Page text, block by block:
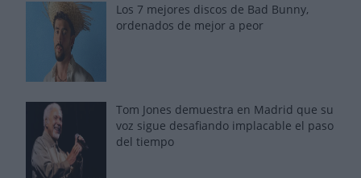
Los 7 mejores discos de Bad Bunny,
ordenados de mejor a peor
Tom Jones demuestra en Madrid que su
voz sigue desafiando implacable el paso
del tiempo